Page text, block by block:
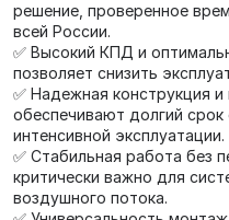
решение, проверенное
всей России.
✅ Высокий КПД и
позволяет снизить
✅ Надежная конструкция
обеспечивают долгий
интенсивной эксплуатации.
✅ Стабильная работа без
критически важно для
воздушного потока.